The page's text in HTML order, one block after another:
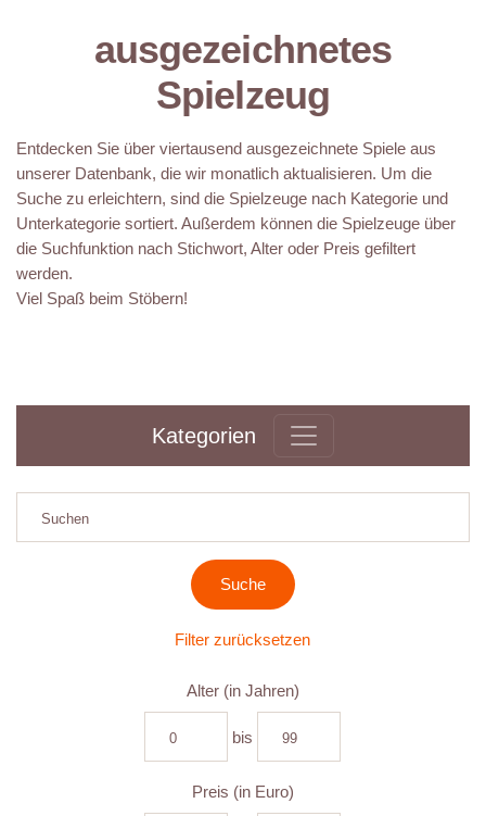
ausgezeichnetes
Spielzeug
Entdecken Sie über viertausend ausgezeichnete Spiele aus
unserer Datenbank, die wir monatlich aktualisieren. Um die
Suche zu erleichtern, sind die Spielzeuge nach Kategorie und
Unterkategorie sortiert. Außerdem können die Spielzeuge über
die Suchfunktion nach Stichwort, Alter oder Preis gefiltert
werden.
Viel Spaß beim Stöbern!
Kategorien
Filter zurücksetzen
Alter (in Jahren)
bis
Preis (in Euro)